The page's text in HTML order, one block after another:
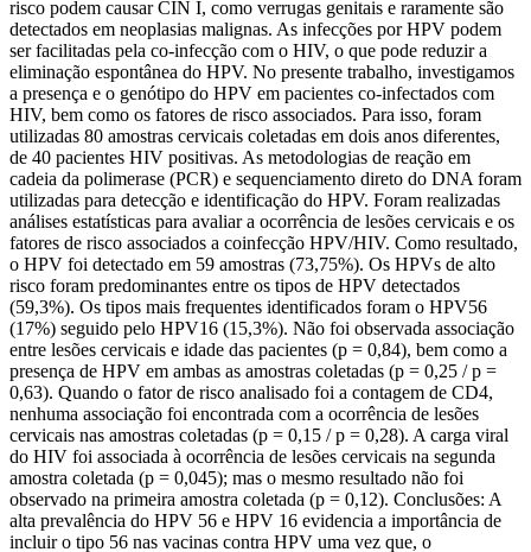
risco podem causar CIN I, como verrugas genitais e raramente são
detectados em neoplasias malignas. As infecções por HPV podem
ser facilitadas pela co-infecção com o HIV, o que pode reduzir a
eliminação espontânea do HPV. No presente trabalho, investigamos
a presença e o genótipo do HPV em pacientes co-infectados com
HIV, bem como os fatores de risco associados. Para isso, foram
utilizadas 80 amostras cervicais coletadas em dois anos diferentes,
de 40 pacientes HIV positivas. As metodologias de reação em
cadeia da polimerase (PCR) e sequenciamento direto do DNA foram
utilizadas para detecção e identificação do HPV. Foram realizadas
análises estatísticas para avaliar a ocorrência de lesões cervicais e os
fatores de risco associados a coinfecção HPV/HIV. Como resultado,
o HPV foi detectado em 59 amostras (73,75%). Os HPVs de alto
risco foram predominantes entre os tipos de HPV detectados
(59,3%). Os tipos mais frequentes identificados foram o HPV56
(17%) seguido pelo HPV16 (15,3%). Não foi observada associação
entre lesões cervicais e idade das pacientes (p = 0,84), bem como a
presença de HPV em ambas as amostras coletadas (p = 0,25 / p =
0,63). Quando o fator de risco analisado foi a contagem de CD4,
nenhuma associação foi encontrada com a ocorrência de lesões
cervicais nas amostras coletadas (p = 0,15 / p = 0,28). A carga viral
do HIV foi associada à ocorrência de lesões cervicais na segunda
amostra coletada (p = 0,045); mas o mesmo resultado não foi
observado na primeira amostra coletada (p = 0,12). Conclusões: A
alta prevalência do HPV 56 e HPV 16 evidencia a importância de
incluir o tipo 56 nas vacinas contra HPV uma vez que, o